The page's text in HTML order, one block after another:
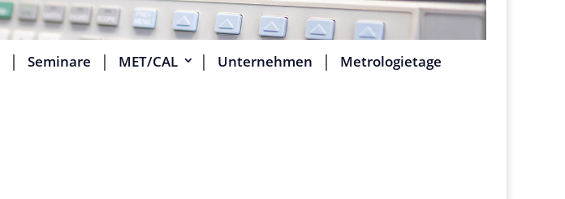
Seminare MET/CAL Unternehmen Metrologietage